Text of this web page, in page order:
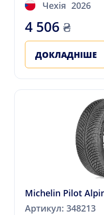
Чехія 2026
4 506 ₴
ДОКЛАДНІШЕ
Michelin Pilot
Артикул: 348213